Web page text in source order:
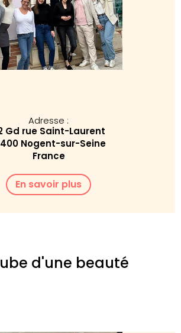
Adresse :
Gd rue Saint-Laurent
Nogent-sur-Seine
France
En savoir plus
d'une beauté